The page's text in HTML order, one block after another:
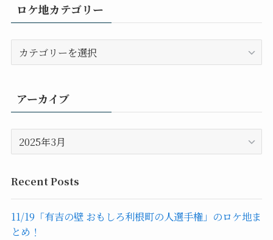
ロケ地カテゴリー
ケ
テ
リ
ー
アーカイブ
ー
イ
ブ
Recent Posts
11/19「有吉の壁 おもしろ利根町の人選手権」のロケ地ま
とめ！